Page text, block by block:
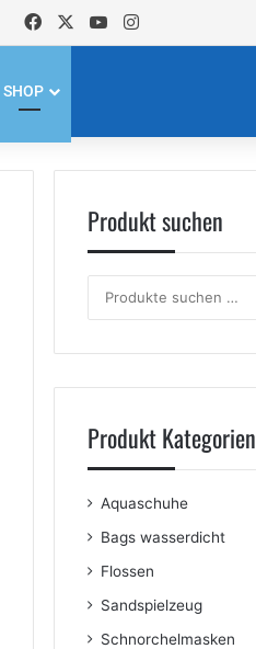
FacebookYouTubeInstagram
SHOP
Produkt suchen
nach:
Produkt Kategorien
Aquaschuhe
Bags wasserdicht
Flossen
Sandspielzeug
Schnorchelmasken